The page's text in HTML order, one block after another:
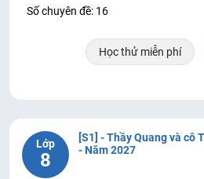
Số chuyên đề: 16
Học thử miễn phí
Lớp
8
[S1] - Thầy Quang và cô Thanh - Lịch
- Năm 2027